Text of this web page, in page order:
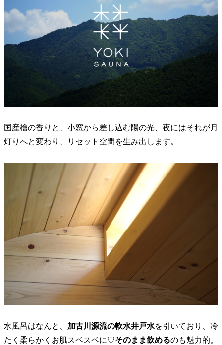
国産檜の香りと、小窓から差し込む陽の光、夜にはそれが月
灯りへと変わり、リセット空間を生み出します。
水風呂はなんと、 加古川源流の軟水井戸水を引いており、冷
たく柔らかくお肌スベスベに♡そのまま飲めるのも魅力的。